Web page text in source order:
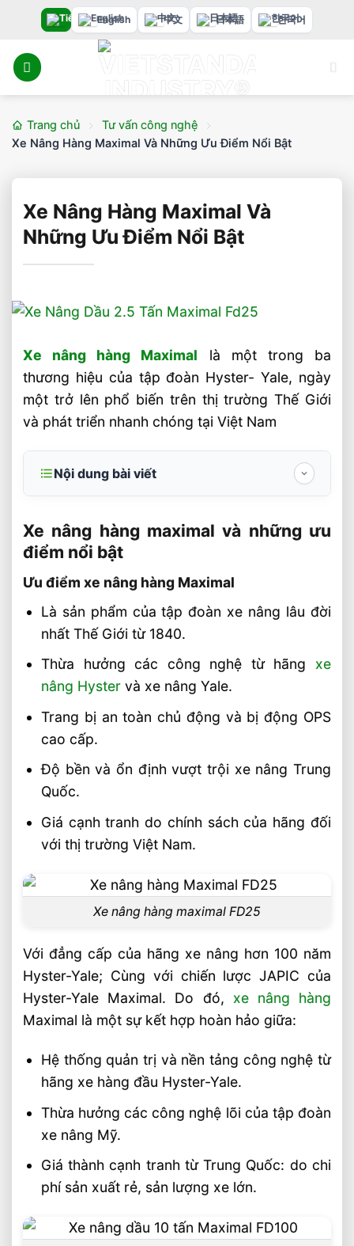
nội
dung
English 中文 日本語 한국어
Trang chủ
Tư vấn công nghệ
Xe Nâng Hàng Maximal Và Những Ưu Điểm Nổi Bật
Xe Nâng Hàng Maximal Và
Những Ưu Điểm Nổi Bật
Xe nâng hàng Maximal là một trong ba
thương hiệu của tập đoàn Hyster- Yale, ngày
một trở lên phổ biến trên thị trường Thế Giới
và phát triển nhanh chóng tại Việt Nam
Nội dung bài viết
nổi bật
Ưu điểm xe nâng hàng Maximal
Giá xe nâng hàng Maximal ra sao?
Xe nâng Maximal tại thị trường Việt Nam
Liên hệ mua hàng
Video xe nâng hàng
Liên hệ mua sản phẩm
Bài Viết Liên Quan
Cần Tránh Ngay
Trường Làm Việc Phù Hợp
Chọn Tải Trọng Xe Nâng Điện Theo
Trọng Lượng Thực Tế
Chọn Xe Nâng Điện Theo Ngành Phù
Hợp Từng Ứng Dụng
Chọn Xe Nâng Điện Phù Hợp Theo Từng
Chọn Xe Nâng Điện Phù Hợp Theo Chiều
Cao Kệ Hàng Chuẩn Nhất
Xe Nâng Điện Reach Truck 1.8 Tấn Lựa
Chọn Tối Ưu Cho Logistics
Xe Nâng Dầu 3.5 Tấn Động Cơ Isuzu Có
Ưu Điểm Gì
Xe nâng hàng maximal và những ưu
điểm nổi bật
Ưu điểm xe nâng hàng Maximal
Là sản phẩm của tập đoàn xe nâng lâu đời
nhất Thế Giới từ 1840.
Thừa hưởng các công nghệ từ hãng xe
nâng Hystervà xe nâng Yale.
Trang bị an toàn chủ động và bị động OPS
cao cấp.
Độ bền và ổn định vượt trội xe nâng Trung
Quốc.
Giá cạnh tranh do chính sách của hãng đối
với thị trường Việt Nam.
Xe nâng hàng maximal FD25
Với đẳng cấp của hãng xe nâng hơn 100 năm
Hyster-Yale; Cùng với chiến lược JAPIC của
Hyster-Yale Maximal. Do đó, xe nâng hàng
Maximal là một sự kết hợp hoàn hảo giữa:
Hệ thống quản trị và nền tảng công nghệ từ
hãng xe hàng đầu Hyster-Yale.
Thừa hưởng các công nghệ lõi của tập đoàn
xe nâng Mỹ.
Giá thành cạnh tranh từ Trung Quốc: do chi
phí sản xuất rẻ, sản lượng xe lớn.